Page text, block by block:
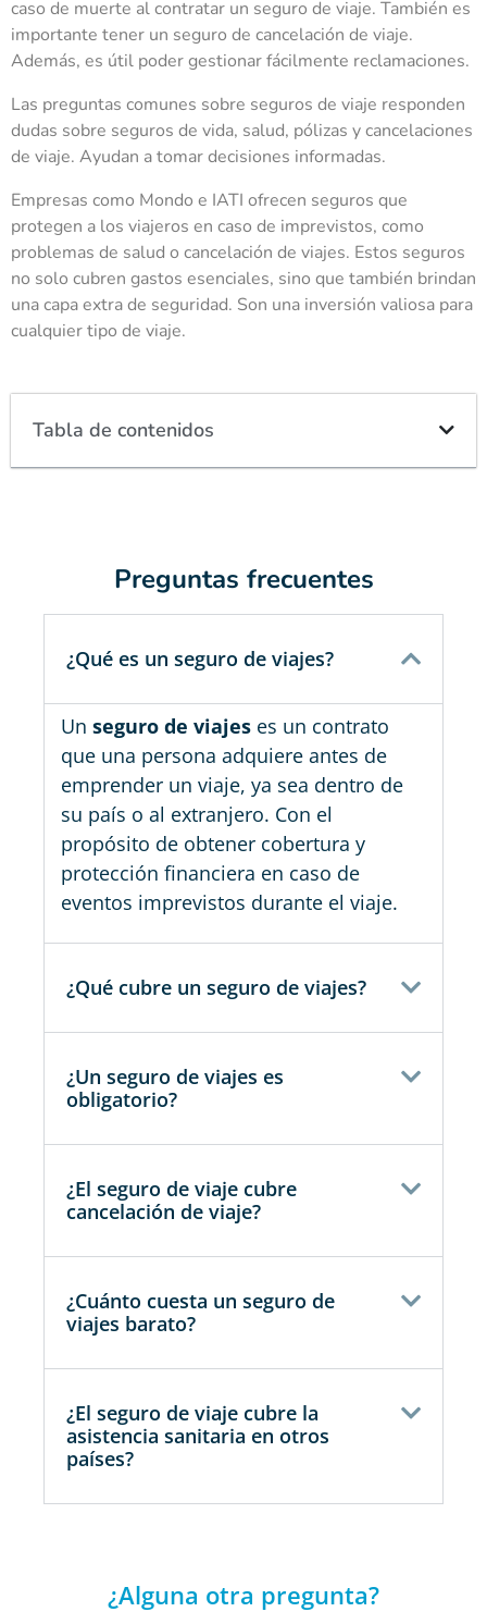
caso de muerte al contratar un seguro de viaje. También es
importante tener un seguro de cancelación de viaje.
Además, es útil poder gestionar fácilmente reclamaciones.
Las preguntas comunes sobre seguros de viaje responden
dudas sobre seguros de vida, salud, pólizas y cancelaciones
de viaje. Ayudan a tomar decisiones informadas.
Empresas como Mondo e IATI ofrecen seguros que
protegen a los viajeros en caso de imprevistos, como
problemas de salud o cancelación de viajes. Estos seguros
no solo cubren gastos esenciales, sino que también brindan
una capa extra de seguridad. Son una inversión valiosa para
cualquier tipo de viaje.
Tabla de contenidos
Preguntas frecuentes
¿Qué es un seguro de viajes?
Un seguro de viajes es un contrato
que una persona adquiere antes de
emprender un viaje, ya sea dentro de
su país o al extranjero. Con el
propósito de obtener cobertura y
protección financiera en caso de
eventos imprevistos durante el viaje.
¿Qué cubre un seguro de viajes?
¿Un seguro de viajes es
obligatorio?
¿El seguro de viaje cubre
cancelación de viaje?
¿Cuánto cuesta un seguro de
viajes barato?
¿El seguro de viaje cubre la
asistencia sanitaria en otros
países?
¿Alguna otra pregunta?